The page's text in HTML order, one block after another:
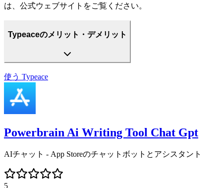
は、公式ウェブサイトをご覧ください。
Typeaceのメリット・デメリット
使う Typeace
Powerbrain Ai Writing Tool Chat Gpt
AIチャット - App Storeのチャットボットとアシスタント
5